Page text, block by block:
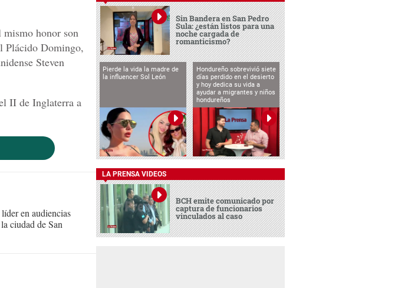
mismo honor son
Plácido Domingo,
Steven
II de Inglaterra a
en audiencias
ciudad de San
Sin Bandera en San Pedro
Sula: ¿están listos para una
noche cargada de
romanticismo?
Pierde la vida la madre de
la influencer Sol León
Hondureño sobrevivió siete
días perdido en el desierto
y hoy dedica su vida a
ayudar a migrantes y niños
hondureños
LA PRENSA VIDEOS
BCH emite comunicado por
captura de funcionarios
vinculados al caso